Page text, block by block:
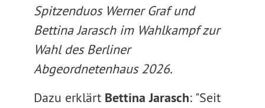
Spitzenduos Werner Graf und
Bettina Jarasch im Wahlkampf zur
Wahl des Berliner
Abgeordnetenhaus 2026.
Dazu erklärt Bettina Jarasch: "Seit